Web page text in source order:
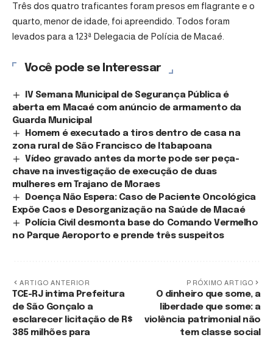
Três dos quatro traficantes foram presos em flagrante e o
quarto, menor de idade, foi apreendido. Todos foram
levados para a 123ª Delegacia de Polícia de Macaé.
Você pode se Interessar
IV Semana Municipal de Segurança Pública é
aberta em Macaé com anúncio de armamento da
Guarda Municipal
Homem é executado a tiros dentro de casa na
zona rural de São Francisco de Itabapoana
Vídeo gravado antes da morte pode ser peça-
chave na investigação de execução de duas
mulheres em Trajano de Moraes
Doença Não Espera: Caso de Paciente Oncológica
Expõe Caos e Desorganização na Saúde de Macaé
Polícia Civil desmonta base do Comando Vermelho
no Parque Aeroporto e prende três suspeitos
ARTIGO ANTERIOR
TCE-RJ intima Prefeitura
de São Gonçalo a
esclarecer licitação de R$
385 milhões para
PRÓXIMO ARTIGO
O dinheiro que some, a
liberdade que some: a
violência patrimonial não
tem classe social